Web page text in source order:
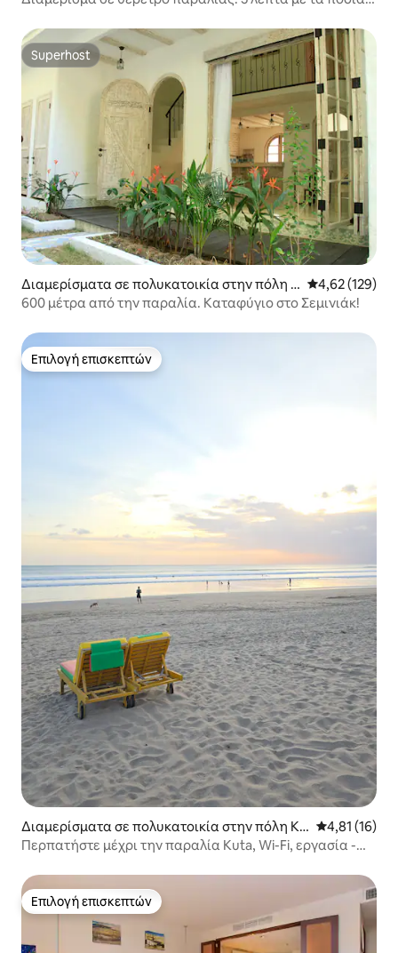
Superhost
Superhost
Διαμερίσματα σε πολυκατοικία στην πόλη Κ
ούτα
Μέση
4,62 (129)
600 μέτρα από την παραλία. Καταφύγιο στο Σεμινιάκ!
Επιλογή επισκεπτών
Επιλογή επισκεπτών
Διαμερίσματα σε πολυκατοικία στην πόλη Κο
ύτα
Μέση
4,81 (16)
Περπατήστε μέχρι την παραλία Kuta, Wi-Fi, εργασία -
Επιλογή επισκεπτών
Επιλογή επισκεπτών